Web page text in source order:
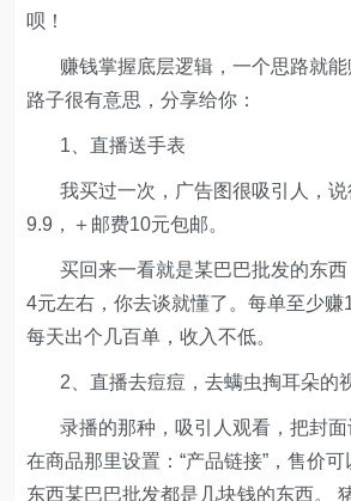
呗！
赚钱掌握底层逻辑，一个思路就能
路子很有意思，分享给你：
1、直播送手表
我买过一次，广告图很吸引人，说
9.9，＋邮费10元包邮。
买回来一看就是某巴巴批发的东西
4元左右，你去谈就懂了。每单至少赚
每天出个几百单，收入不低。
2、直播去痘痘，去螨虫掏耳朵的
录播的那种，吸引人观看，把封面
在商品那里设置：“产品链接”，售价
东西某巴巴批发都是几块钱的东西。